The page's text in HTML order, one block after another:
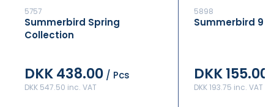
5757
Summerbird Spring
Collection
DKK 438.00 / Pcs
DKK 547.50 inc. VAT
5898
Summerbird 9
DKK 155.00
DKK 193.75 inc. VAT